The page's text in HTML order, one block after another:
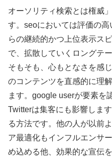
オーソリティ検索とは権威
す。seoにおいては評価の
らの継続的かつ上位表示ス
で、拡散していくロングテ
そもそも、心もとなさを感
のコンテンツを直感的に理
ます。google userが要素を
Twitterは集客にも影響しま
る方法です。他の人が以前
ア最適化もインフルエンサ
め込める他、効果的な宣伝